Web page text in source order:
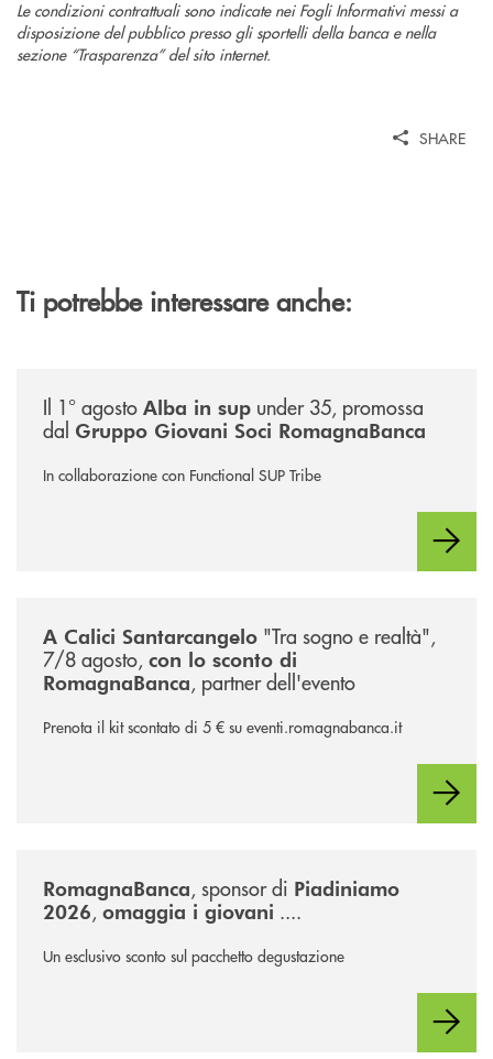
Le condizioni contrattuali sono indicate nei Fogli Informativi messi a
disposizione del pubblico presso gli sportelli della banca e nella
sezione “Trasparenza” del sito internet.
SHARE
Ti potrebbe interessare anche:
Il 1° agosto Alba in sup under 35, promossa
dal Gruppo Giovani Soci RomagnaBanca
In collaborazione con Functional SUP Tribe
A Calici Santarcangelo "Tra sogno e realtà",
7/8 agosto, con lo sconto di
RomagnaBanca, partner dell'evento
Prenota il kit scontato di 5 € su eventi.romagnabanca.it
RomagnaBanca, sponsor di Piadiniamo
2026, omaggia i giovani ....
Un esclusivo sconto sul pacchetto degustazione